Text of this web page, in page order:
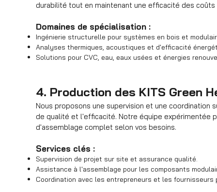
durabilité tout en maintenant une efficacité des
Domaines de spécialisation :
Ingénierie structurelle pour systèmes en bois et
Analyses thermiques, acoustiques et d'efficacité
Solutions pour CVC, eau, eaux usées et énergies
4. Production des KITS Green
Nous proposons une supervision et une
de qualité et l'efficacité. Notre équipe expérimentée
d'assemblage complet selon vos besoins.
Services clés :
Supervision de projet sur site et assurance qualité.
Assistance à l'assemblage pour les composants
Coordination avec les entrepreneurs et les fournisseurs